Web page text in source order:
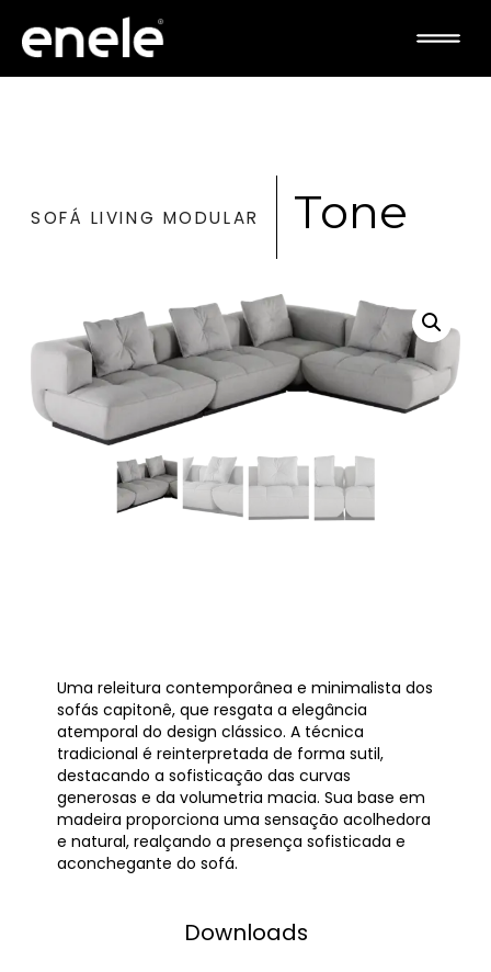
SOFÁ LIVING MODULAR Tone
Uma releitura contemporânea e minimalista dos
sofás capitonê, que resgata a elegância
atemporal do design clássico. A técnica
tradicional é reinterpretada de forma sutil,
destacando a sofisticação das curvas
generosas e da volumetria macia. Sua base em
madeira proporciona uma sensação acolhedora
e natural, realçando a presença sofisticada e
aconchegante do sofá.
Downloads